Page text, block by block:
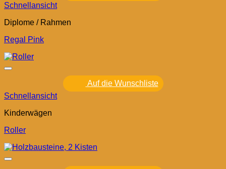
Schnellansicht
Diplome / Rahmen
Regal Pink
Auf die Wunschliste
Schnellansicht
Kinderwägen
Roller